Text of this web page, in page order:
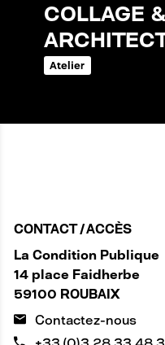
COLLAGE
Atelier
CONTACT / ACCÈS
La Condition Publique
14 place Faidherbe
59100 ROUBAIX
Contactez-nous